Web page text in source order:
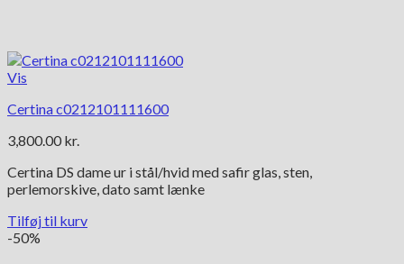
Vis
Certina c0212101111600
3,800.00 kr.
Certina DS dame ur i stål/hvid med safir glas, sten,
perlemorskive, dato samt lænke
Tilføj til kurv
-50%